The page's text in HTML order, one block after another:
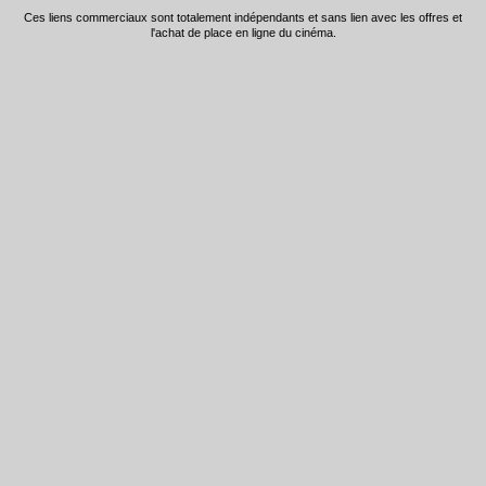
Ces liens commerciaux sont totalement indépendants et sans lien avec les offres et
l'achat de place en ligne du cinéma.